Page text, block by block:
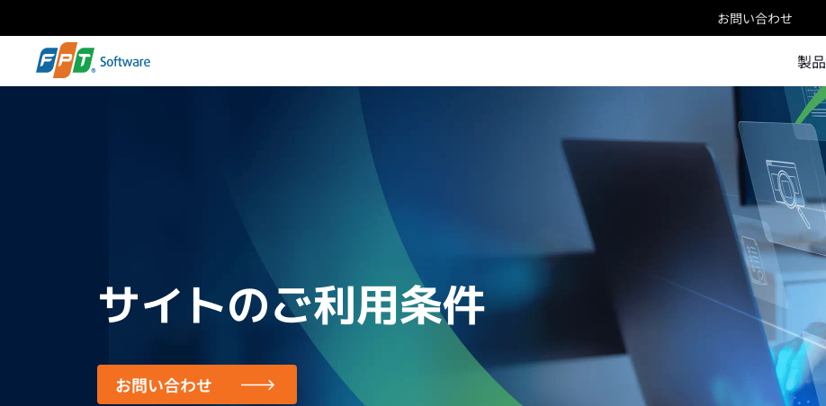
お問い合わせ
製品
サイトのご利用条件
お問い合わせ